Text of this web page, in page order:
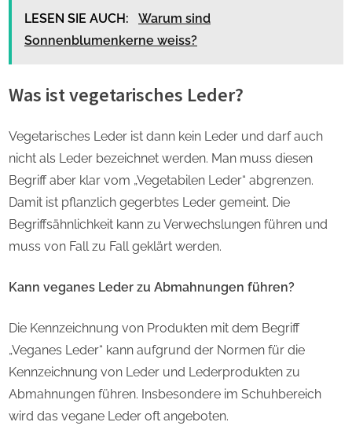
LESEN SIE AUCH:
Warum sind
Sonnenblumenkerne weiss?
Was ist vegetarisches Leder?
Vegetarisches Leder ist dann kein Leder und darf auch
nicht als Leder bezeichnet werden. Man muss diesen
Begriff aber klar vom „Vegetabilen Leder“ abgrenzen.
Damit ist pflanzlich gegerbtes Leder gemeint. Die
Begriffsähnlichkeit kann zu Verwechslungen führen und
muss von Fall zu Fall geklärt werden.
Kann veganes Leder zu Abmahnungen führen?
Die Kennzeichnung von Produkten mit dem Begriff
„Veganes Leder“ kann aufgrund der Normen für die
Kennzeichnung von Leder und Lederprodukten zu
Abmahnungen führen. Insbesondere im Schuhbereich
wird das vegane Leder oft angeboten.